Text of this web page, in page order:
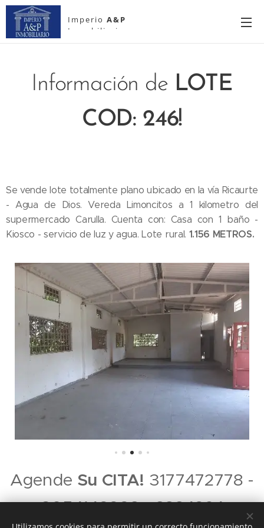
Imperio A&P
Inmobiliario
Información deLOTE
COD: 246!
Se vende lote totalmente plano ubicado en la vía Ricaurte
- Agua de Dios. Vereda Limoncitos a 1 kilometro del
supermercado Carulla. Cuenta con: Casa con 1 baño -
Kiosco - servicio de luz y agua. Lote rural. 1.156 METROS.
Agende Su CITA! 3177472778 -
3054149998 - 8884924